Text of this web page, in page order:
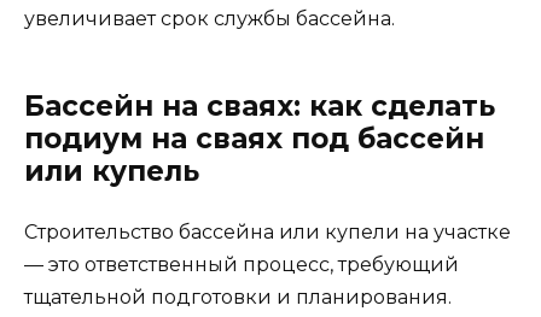
увеличивает срок службы бассейна.
Бассейн на сваях: как сделать
подиум на сваях под бассейн
или купель
Строительство бассейна или купели на участке
— это ответственный процесс, требующий
тщательной подготовки и планирования.